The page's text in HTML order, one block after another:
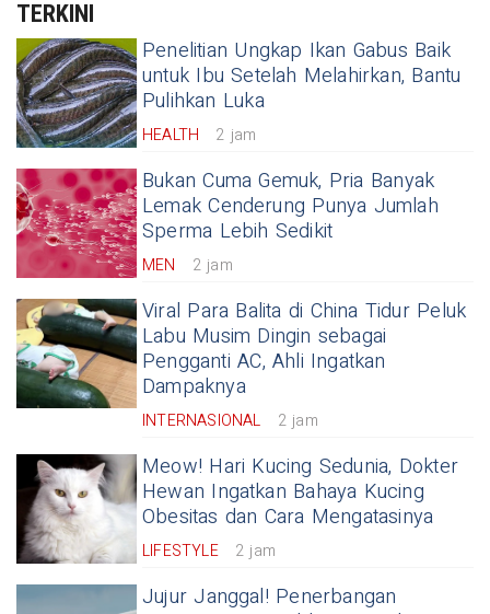
TERKINI
Penelitian Ungkap Ikan Gabus Baik
untuk Ibu Setelah Melahirkan, Bantu
Pulihkan Luka
HEALTH 2 jam
Bukan Cuma Gemuk, Pria Banyak
Lemak Cenderung Punya Jumlah
Sperma Lebih Sedikit
MEN 2 jam
Viral Para Balita di China Tidur Peluk
Labu Musim Dingin sebagai
Pengganti AC, Ahli Ingatkan
Dampaknya
INTERNASIONAL 2 jam
Meow! Hari Kucing Sedunia, Dokter
Hewan Ingatkan Bahaya Kucing
Obesitas dan Cara Mengatasinya
LIFESTYLE 2 jam
Jujur Janggal! Penerbangan